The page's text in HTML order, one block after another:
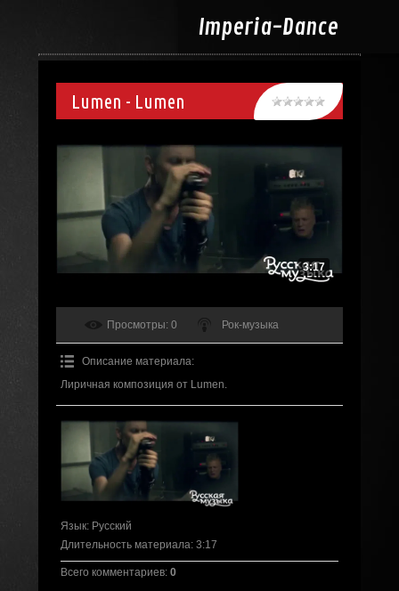
Imperia-Dance
Lumen - Lumen
3:17
Просмотры: 0 Рок-музыка
Описание материала:
Лиричная композиция от Lumen.
Язык: Русский
Длительность материала: 3:17
Всего комментариев: 0